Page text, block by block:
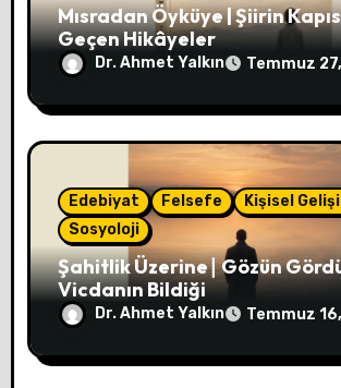
Mısradan Öyküye | Şiirin
Geçen Hikâyeler
Dr. Ahmet Yalkın Temmuz
Edebiyat Felsefe
Kişisel
Sosyoloji
Şahitlik Üzerine∣ Gözün
Vicdanın Bildiği
Dr. Ahmet Yalkın Temmuz